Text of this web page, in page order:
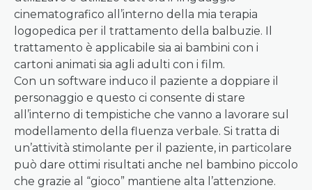
cinematografico all’interno della mia terapia
logopedica per il trattamento della balbuzie. Il
trattamento è applicabile sia ai bambini con i
cartoni animati sia agli adulti con i film.
Con un software induco il paziente a doppiare il
personaggio e questo ci consente di stare
all’interno di tempistiche che vanno a lavorare sul
modellamento della fluenza verbale. Si tratta di
un’attività stimolante per il paziente, in particolare
può dare ottimi risultati anche nel bambino piccolo
che grazie al “gioco” mantiene alta l’attenzione.